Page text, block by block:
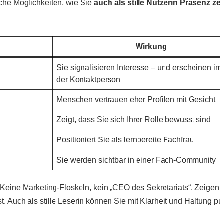
Möglichkeiten, wie Sie auch als stille Nutzerin Präsenz
Wirkung
Sie signalisieren Interesse – und erscheinen
der Kontaktperson
Menschen vertrauen eher Profilen mit Gesicht
Zeigt, dass Sie sich Ihrer Rolle bewusst sind
Positioniert Sie als lernbereite Fachfrau
Sie werden sichtbar in einer Fach-Community
Marketing-Floskeln, kein „CEO des Sekretariats“.
Auch als stille Leserin können Sie mit Klarheit und Haltung